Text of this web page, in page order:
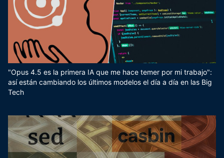
"Opus 4.5 es la primera IA que me hace temer por mi trabajo":
así están cambiando los últimos modelos el día a día en las Big
Tech